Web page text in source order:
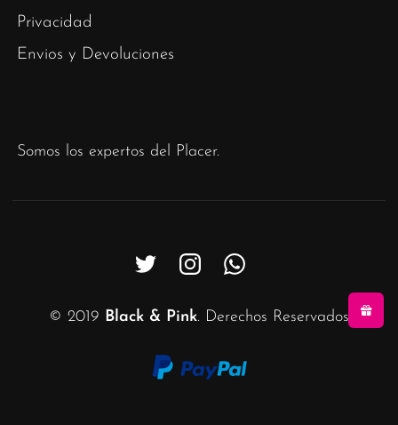
Privacidad
Envios y Devoluciones
Somos los expertos del Placer.
© 2019 Black & Pink. Derechos Reservados